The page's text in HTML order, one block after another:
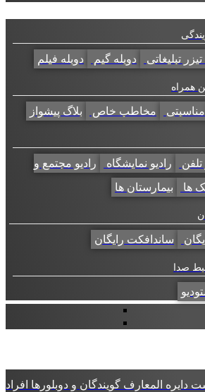
تبلیغاتی دوبله گیم دوبله فیلم
همراه
مناسبتی مخاطب خاص بلاگ پیشواز
تلفن رادیو نمایشگاه
رادیو مجتمع و
ها بیمارستان ها
ساندافکت رایگان
صدا
دایره المعارف گویندگان و دوبلورها افراد